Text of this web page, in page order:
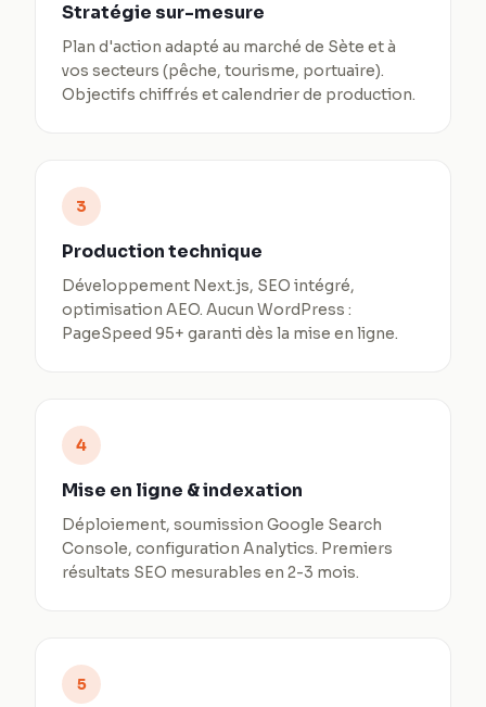
Stratégie sur-mesure
Plan d'action adapté au marché de Sète et à
vos secteurs (pêche, tourisme, portuaire).
Objectifs chiffrés et calendrier de production.
3
Production technique
Développement Next.js, SEO intégré,
optimisation AEO. Aucun WordPress :
PageSpeed 95+ garanti dès la mise en ligne.
4
Mise en ligne & indexation
Déploiement, soumission Google Search
Console, configuration Analytics. Premiers
résultats SEO mesurables en 2-3 mois.
5